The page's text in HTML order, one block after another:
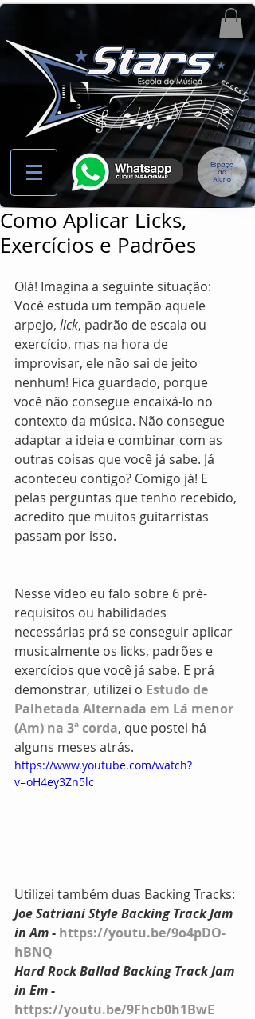
Como Aplicar Licks,
Exercícios e Padrões
Olá! Imagina a seguinte situação:
Você estuda um tempão aquele
arpejo, lick, padrão de escala ou
exercício, mas na hora de
improvisar, ele não sai de jeito
nenhum! Fica guardado, porque
você não consegue encaixá-lo no
contexto da música. Não consegue
adaptar a ideia e combinar com as
outras coisas que você já sabe. Já
aconteceu contigo? Comigo já! E
pelas perguntas que tenho recebido,
acredito que muitos guitarristas
passam por isso.
Nesse vídeo eu falo sobre 6 pré-
requisitos ou habilidades
necessárias prá se conseguir aplicar
musicalmente os licks, padrões e
exercícios que você já sabe. E prá
demonstrar, utilizei o Estudo de
Palhetada Alternada em Lá menor
(Am) na 3ª corda, que postei há
alguns meses atrás.
https://www.youtube.com/watch?
v=oH4ey3Zn5lc
Utilizei também duas Backing Tracks:
Joe Satriani Style Backing Track Jam
in Am - https://youtu.be/9o4pDO-
hBNQ
Hard Rock Ballad Backing Track Jam
in Em -
https://youtu.be/9Fhcb0h1BwE